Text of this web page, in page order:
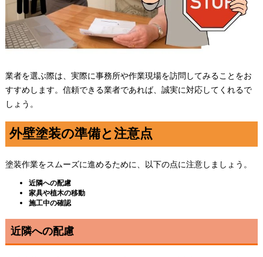
業者を選ぶ際は、実際に事務所や作業現場を訪問してみることをお
すすめします。信頼できる業者であれば、誠実に対応してくれるで
しょう。
外壁塗装の準備と注意点
塗装作業をスムーズに進めるために、以下の点に注意しましょう。
近隣への配慮
家具や植木の移動
施工中の確認
近隣への配慮